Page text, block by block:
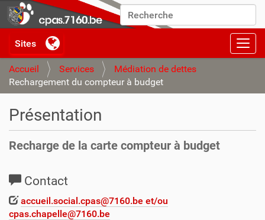
Chercher par
Recherche avancée…
Accueil Services
Médiation de dettes
Rechargement du compteur à budget
Présentation
Recharge de la carte compteur à budget
Contact
accueil.social.cpas@7160.be et/ou
cpas.chapelle@7160.be